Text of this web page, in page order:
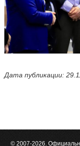
Дата публикации:
© 2007-2026.